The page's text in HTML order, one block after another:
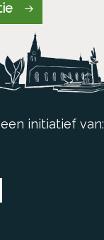
initiatief van: